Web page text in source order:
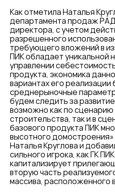
Как отметила Наталья
департамента продаж
директора, с учетом
разрешенного
требующего вложений в
ПИК обладает уникальной
управлении
продукта, экономика
вариантах его
среднерыночные
будем следить за
возможно как по
строительства, так и в
базового продукта ПИК
высотного
Наталья Круглова и
сильного игрока, как ГК
капитализирует
вторую часть
массива, расположенного